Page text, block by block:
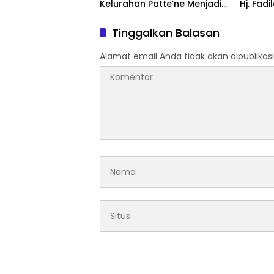
Kelurahan Patte’ne Menjadi
Hj.
2026
Tinggalkan Balasan
Alamat email Anda tidak akan